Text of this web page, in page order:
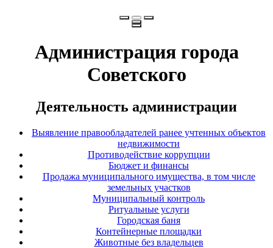
Администрация города
Советского
Деятельность администрации
Выявление правообладателей ранее учтенных объектов
недвижимости
Противодействие коррупции
Бюджет и финансы
Продажа муниципального имущества, в том числе
земельных участков
Муниципальный контроль
Ритуальные услуги
Городская баня
Контейнерные площадки
Животные без владельцев